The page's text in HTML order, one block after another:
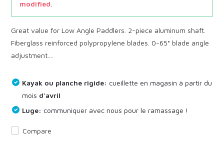
modified.
Great value for Low Angle Paddlers. 2-piece aluminum shaft.
Fiberglass reinforced polypropylene blades. 0-65° blade angle
adjustment....
Kayak ou planche rigide: cueillette en magasin à partir du
mois d'avril
Luge: communiquer avec nous pour le ramassage !
Compare